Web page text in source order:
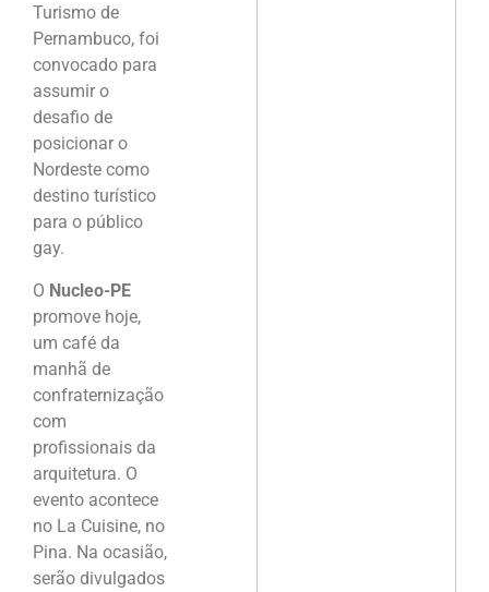
Turismo de
Pernambuco, foi
convocado para
assumir o
desafio de
posicionar o
Nordeste como
destino turístico
para o público
gay.
O Nucleo-PE
promove hoje,
um café da
manhã de
confraternização
com
profissionais da
arquitetura. O
evento acontece
no La Cuisine, no
Pina. Na ocasião,
serão divulgados